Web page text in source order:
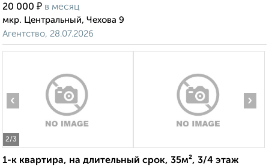
20 000 ₽ в месяц
мкр. Центральный, Чехова 9
Агентство, 28.07.2026
2/3
‹ ›
1-к квартира, на длительный срок, 35м², 3/4 этаж